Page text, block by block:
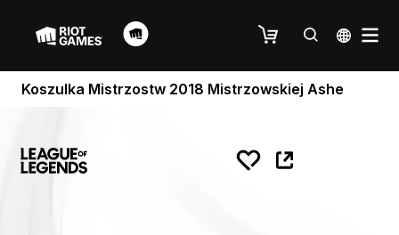
Koszulka Mistrzostw 2018 Mistrzowskiej Ashe